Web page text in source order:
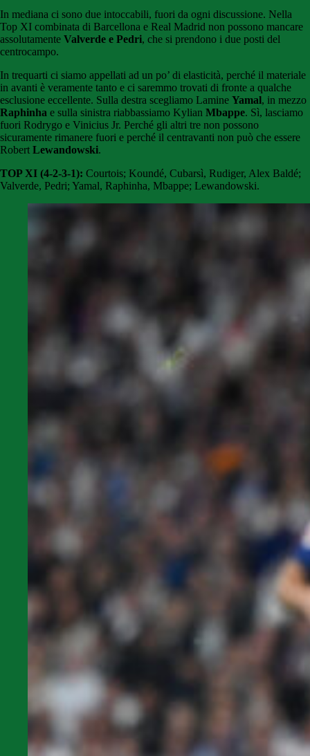
In mediana ci sono due intoccabili, fuori da ogni discussione. Nella
Top XI combinata di Barcellona e Real Madrid non possono mancare
assolutamente Valverde e Pedri, che si prendono i due posti del
centrocampo.
In trequarti ci siamo appellati ad un po’ di elasticità, perché il materiale
in avanti è veramente tanto e ci saremmo trovati di fronte a qualche
esclusione eccellente. Sulla destra scegliamo Lamine Yamal, in mezzo
Raphinha e sulla sinistra riabbassiamo Kylian Mbappe. Sì, lasciamo
fuori Rodrygo e Vinicius Jr. Perché gli altri tre non possono
sicuramente rimanere fuori e perché il centravanti non può che essere
Robert Lewandowski.
TOP XI (4-2-3-1): Courtois; Koundé, Cubarsì, Rudiger, Alex Baldé;
Valverde, Pedri; Yamal, Raphinha, Mbappe; Lewandowski.